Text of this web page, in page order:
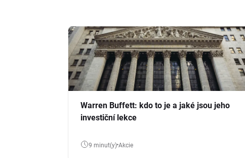
Warren Buffett: kdo to je a jaké jsou jeho
investiční lekce
9 minut(y) Akcie